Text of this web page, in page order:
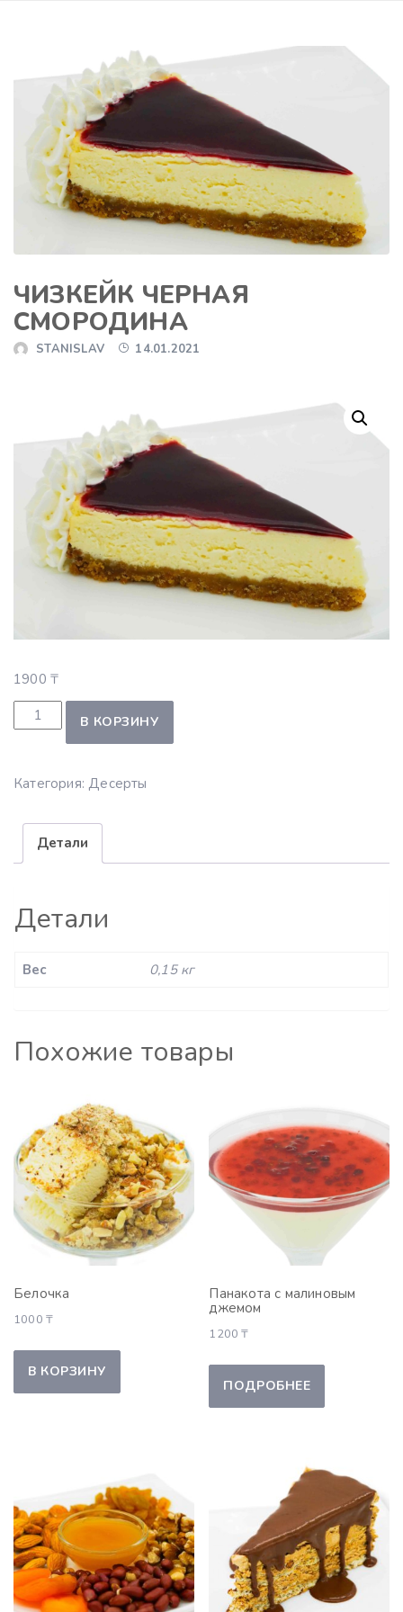
ЧИЗКЕЙК ЧЕРНАЯ
СМОРОДИНА
STANISLAV 14.01.2021
1900 ₸
Количество товара Чизкейк черная смородина
В КОРЗИНУ
Категория: Десерты
Детали
Детали
Вес 0,15 кг
Похожие товары
Белочка
1000 ₸
В КОРЗИНУ
Панакота с малиновым
джемом
1200₸
ПОДРОБНЕЕ